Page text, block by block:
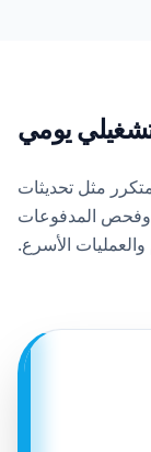
يومي
مثل تحديثات
وفحص المدفوعات
الأسرع.